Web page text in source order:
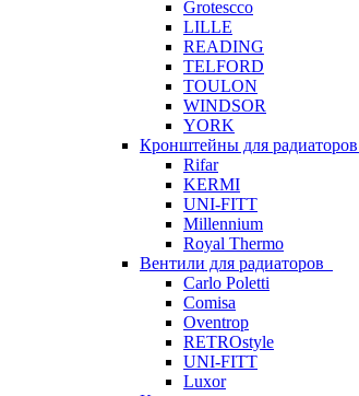
Grotescco
LILLE
READING
TELFORD
TOULON
WINDSOR
YORK
Кронштейны для радиаторов
Rifar
KERMI
UNI-FITT
Millennium
Royal Thermo
Вентили для радиаторов
Carlo Poletti
Comisa
Oventrop
RETROstyle
UNI-FITT
Luxor